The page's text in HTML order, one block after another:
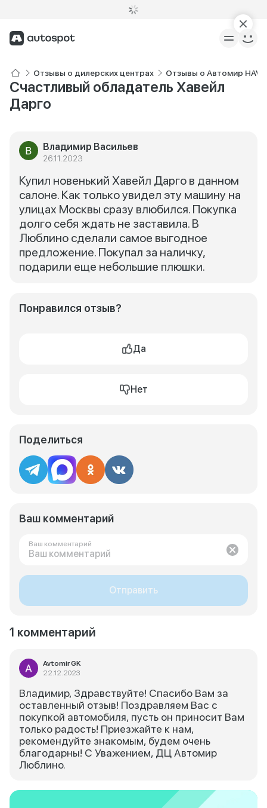
Отзывы о дилерских центрах Отзывы о Автомир
Счастливый обладатель Хавейл
Дарго
Владимир Васильев
26.11.2023
Купил новенький Хавейл Дарго в данном
салоне. Как только увидел эту машину на
улицах Москвы сразу влюбился. Покупка
долго себя ждать не заставила. В
Люблино сделали самое выгодное
предложение. Покупал за наличку,
подарили еще небольшие плюшки.
Понравился отзыв?
Да
Нет
Поделиться
Ваш комментарий
Ваш комментарий
Отправить
1 комментарий
Avtomir GK
22.12.2023
Владимир, Здравствуйте! Спасибо Вам за
оставленный отзыв! Поздравляем Вас с
покупкой автомобиля, пусть он приносит Вам
только радость! Приезжайте к нам,
рекомендуйте знакомым, будем очень
благодарны! С Уважением, ДЦ Автомир
Люблино.